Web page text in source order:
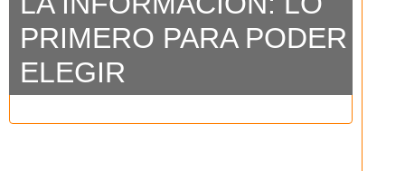
PRIMERO PARA PODER
ELEGIR